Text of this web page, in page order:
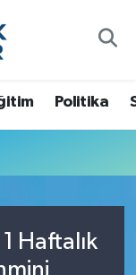
Politika
Haftalık